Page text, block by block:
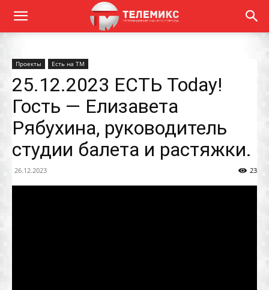
Проекты Есть на ТМ
25.12.2023 ЕСТЬ Today!
Гость — Елизавета
Рябухина, руководитель
студии балета и растяжки.
26.12.2023 23